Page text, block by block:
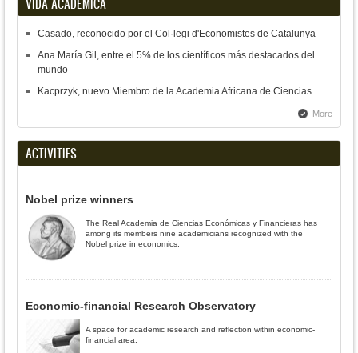
VIDA ACADÉMICA
Casado, reconocido por el Col·legi d'Economistes de Catalunya
Ana María Gil, entre el 5% de los científicos más destacados del
mundo
Kacprzyk, nuevo Miembro de la Academia Africana de Ciencias
More
ACTIVITIES
Nobel prize winners
The Real Academia de Ciencias Económicas y Financieras has
among its members nine academicians recognized with the
Nobel prize in economics.
Economic-financial Research Observatory
A space for academic research and reflection within economic-
financial area.